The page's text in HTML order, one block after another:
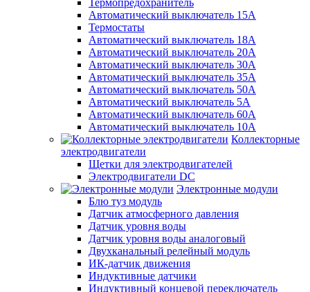
Термопредохранитель
Автоматический выключатель 15А
Термостаты
Автоматический выключатель 18А
Автоматический выключатель 20А
Автоматический выключатель 30А
Автоматический выключатель 35А
Автоматический выключатель 50А
Автоматический выключатель 5А
Автоматический выключатель 60А
Автоматический выключатель 10А
Коллекторные
электродвигатели
Щетки для электродвигателей
Электродвигатели DC
Электронные модули
Блю туз модуль
Датчик атмосферного давления
Датчик уровня воды
Датчик уровня воды аналоговый
Двухканальный релейный модуль
ИК-датчик движения
Индуктивные датчики
Индуктивный концевой переключатель